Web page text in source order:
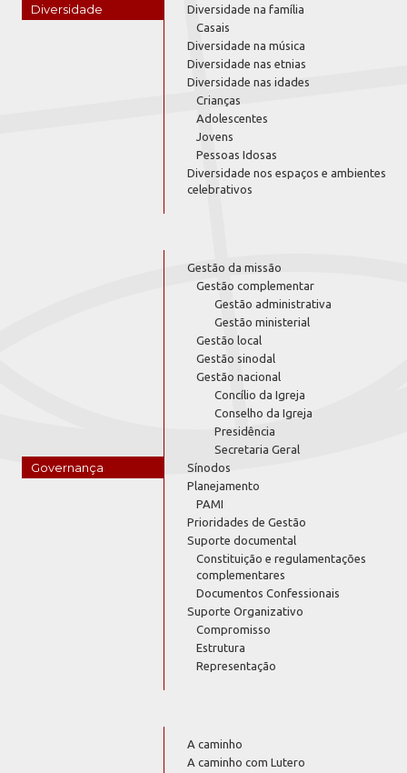
Diversidade
Diversidade na família
Casais
Diversidade na música
Diversidade nas etnias
Diversidade nas idades
Crianças
Adolescentes
Jovens
Pessoas Idosas
Diversidade nos espaços e ambientes
celebrativos
Governança
Gestão da missão
Gestão complementar
Gestão administrativa
Gestão ministerial
Gestão local
Gestão sinodal
Gestão nacional
Concílio da Igreja
Conselho da Igreja
Presidência
Secretaria Geral
Sínodos
Planejamento
PAMI
Prioridades de Gestão
Suporte documental
Constituição e regulamentações
complementares
Documentos Confessionais
Suporte Organizativo
Compromisso
Estrutura
Representação
A caminho
A caminho com Lutero